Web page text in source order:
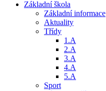
Základní škola
Základní informace
Aktuality
Třídy
1.A
2.A
3.A
4.A
5.A
Sport